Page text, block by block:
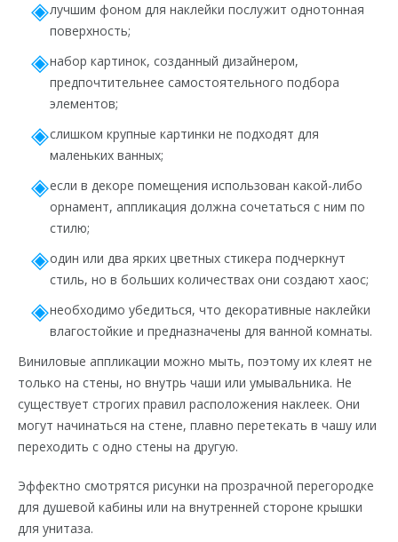
лучшим фоном для наклейки послужит однотонная
поверхность;
набор картинок, созданный дизайнером,
предпочтительнее самостоятельного подбора
элементов;
слишком крупные картинки не подходят для
маленьких ванных;
если в декоре помещения использован какой-либо
орнамент, аппликация должна сочетаться с ним по
стилю;
один или два ярких цветных стикера подчеркнут
стиль, но в больших количествах они создают хаос;
необходимо убедиться, что декоративные наклейки
влагостойкие и предназначены для ванной комнаты.
Виниловые аппликации можно мыть, поэтому их клеят не
только на стены, но внутрь чаши или умывальника. Не
существует строгих правил расположения наклеек. Они
могут начинаться на стене, плавно перетекать в чашу или
переходить с одно стены на другую.
Эффектно смотрятся рисунки на прозрачной перегородке
для душевой кабины или на внутренней стороне крышки
для унитаза.